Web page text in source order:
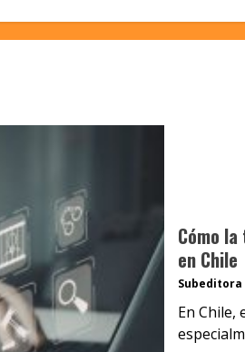
Cómo
en Chile
Subeditora
En Chile,